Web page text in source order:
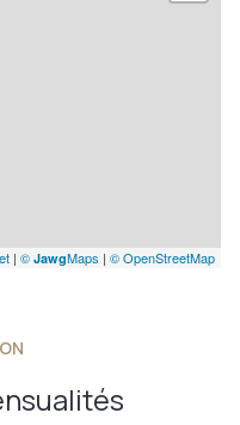
| © JawgMaps | © OpenStreetMap